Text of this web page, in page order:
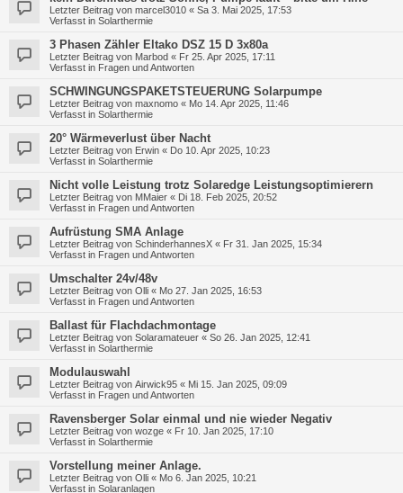
Letzter Beitrag von marcel3010 « Sa 3. Mai 2025, 17:53
Verfasst in Solarthermie
3 Phasen Zähler Eltako DSZ 15 D 3x80a
Letzter Beitrag von Marbod « Fr 25. Apr 2025, 17:11
Verfasst in Fragen und Antworten
SCHWINGUNGSPAKETSTEUERUNG Solarpumpe
Letzter Beitrag von maxnomo « Mo 14. Apr 2025, 11:46
Verfasst in Solarthermie
20° Wärmeverlust über Nacht
Letzter Beitrag von Erwin « Do 10. Apr 2025, 10:23
Verfasst in Solarthermie
Nicht volle Leistung trotz Solaredge Leistungsoptimierern
Letzter Beitrag von MMaier « Di 18. Feb 2025, 20:52
Verfasst in Fragen und Antworten
Aufrüstung SMA Anlage
Letzter Beitrag von SchinderhannesX « Fr 31. Jan 2025, 15:34
Verfasst in Fragen und Antworten
Umschalter 24v/48v
Letzter Beitrag von Olli « Mo 27. Jan 2025, 16:53
Verfasst in Fragen und Antworten
Ballast für Flachdachmontage
Letzter Beitrag von Solaramateuer « So 26. Jan 2025, 12:41
Verfasst in Solarthermie
Modulauswahl
Letzter Beitrag von Airwick95 « Mi 15. Jan 2025, 09:09
Verfasst in Fragen und Antworten
Ravensberger Solar einmal und nie wieder Negativ
Letzter Beitrag von wozge « Fr 10. Jan 2025, 17:10
Verfasst in Solarthermie
Vorstellung meiner Anlage.
Letzter Beitrag von Olli « Mo 6. Jan 2025, 10:21
Verfasst in Solaranlagen